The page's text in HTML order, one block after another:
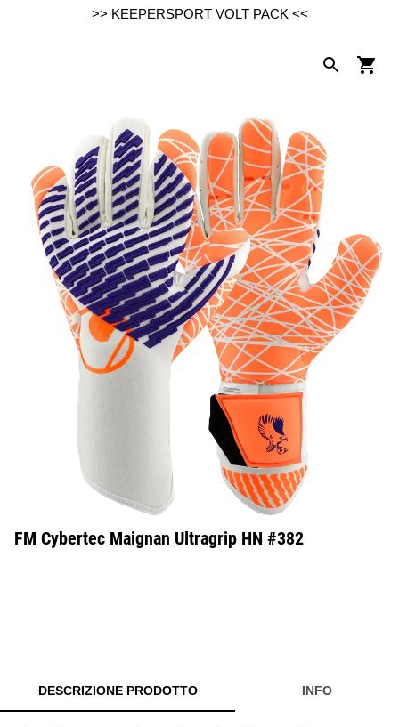
>> KEEPERSPORT VOLT PACK <<
FM Cybertec Maignan Ultragrip HN #382
DESCRIZIONE PRODOTTO INFO